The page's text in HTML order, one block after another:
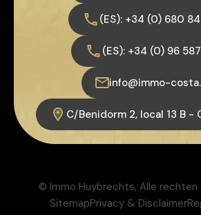
(ES): +34 (0) 680
(ES): +34 (0) 96
info@immo-
C/Benidorm 2, local 13 B -
© Immo Huybrechts, Alle rechten
SitemapPrivacy & Disclaimer